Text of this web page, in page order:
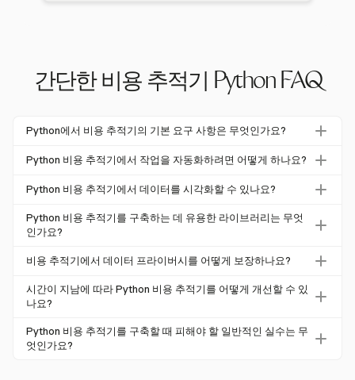
간단한 비용 추적기 Python FAQ
Python에서 비용 추적기의 기본 요구 사항은 무엇인가요?
기본 Python 비용 추적기는 CSV 또는 SQLite와 같은 지속
검사, 비용을 기록하고 보고하며 계산하는 기능이 필요합니
Python 비용 추적기에서 작업을 자동화하려면 어떻게 하나요?
Python 스크립트를 사용하여 영수증을 파싱하거나 Plaid와
수 있습니다. 이는 수동 입력을 줄이고 효율성을 높입니다.
Python 비용 추적기에서 데이터를 시각화할 수 있나요?
네, Matplotlib 또는 Plotly와 같은 라이브러리를 사용하여 시
각적 대시보드를 생성할 수 있습니다. Harvest는 CSV 내보
니다.
Python 비용 추적기를 구축하는 데 유용한 라이브러리는 무엇
인가요?
주요 라이브러리로는 데이터 조작을 위한 Pandas, 시각화를
니다. 이러한 도구는 기능성과 데이터 처리 능력을 향상시킵
니다.
비용 추적기에서 데이터 프라이버시를 어떻게 보장하나요?
GDPR과 같은 규정을 준수하는 데이터 보존 정책을 구현하
세요. Harvest는 데이터 내보내기를 지원하여 개인 정보를
시간이 지남에 따라 Python 비용 추적기를 어떻게 개선할 수 있
나요?
자동화된 데이터 검색, 향상된 시각화 및 고급 사용자 입력
유효성 검사와 같은 기능을 지속적으로 추가하여 추적기의
Python 비용 추적기를 구축할 때 피해야 할 일반적인 실수는 무
엇인가요?